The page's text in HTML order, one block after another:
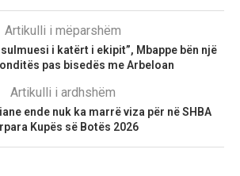
Artikulli i mëparshëm
sulmuesi i katërt i ekipit”, Mbappe bën një
pas bisedës me Arbeloan
Artikulli i ardhshëm
ende nuk ka marrë viza për në SHBA
Kupës së Botës 2026